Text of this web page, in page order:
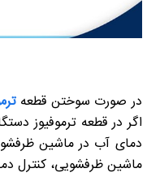
در صورت سوختن قطعه
اگر در قطعه ترموفیوز
دمای آب در ماشین
ماشین ظرفشویی، کنترل